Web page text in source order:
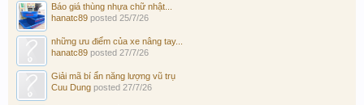
Báo giá thùng nhựa chữ nhật...
hanatc89 posted 25/7/26
những ưu điểm của xe nâng tay...
hanatc89 posted 27/7/26
Giải mã bí ẩn năng lượng vũ trụ
Cuu Dung posted 27/7/26